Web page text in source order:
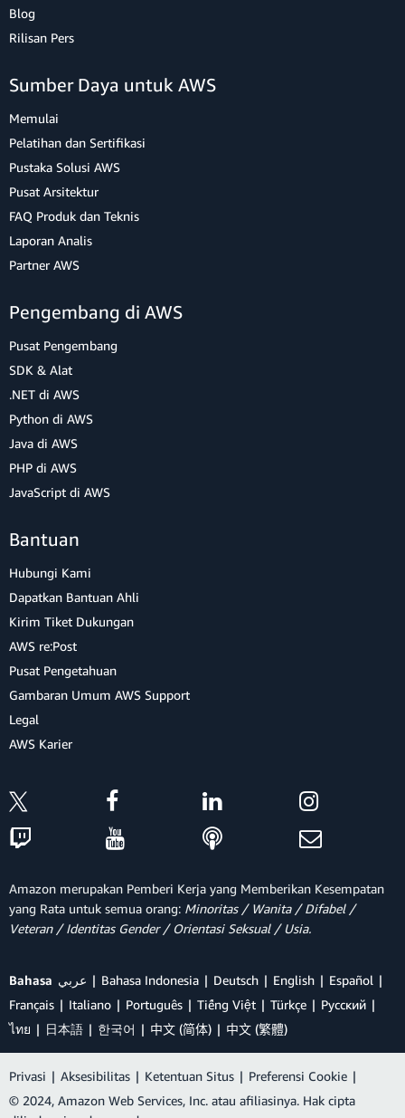
Blog
Rilisan Pers
Sumber Daya untuk AWS
Memulai
Pelatihan dan Sertifikasi
Pustaka Solusi AWS
Pusat Arsitektur
FAQ Produk dan Teknis
Laporan Analis
Partner AWS
Pengembang di AWS
Pusat Pengembang
SDK & Alat
.NET di AWS
Python di AWS
Java di AWS
PHP di AWS
JavaScript di AWS
Bantuan
Hubungi Kami
Dapatkan Bantuan Ahli
Kirim Tiket Dukungan
AWS re:Post
Pusat Pengetahuan
Gambaran Umum AWS Support
Legal
AWS Karier
Amazon merupakan Pemberi Kerja yang Memberikan Kesempatan
yang Rata untuk semua orang: Minoritas / Wanita / Difabel /
Veteran / Identitas Gender / Orientasi Seksual / Usia.
Bahasa عربي Bahasa Indonesia Deutsch English
Español
Français
Italiano Português Tiếng Việt Türkçe
Ρусский
ไทย
日本語 한국어 中文 (简体) 中文 (繁體)
Privasi | Aksesibilitas | Ketentuan Situs | Preferensi Cookie |
© 2024, Amazon Web Services, Inc. atau afiliasinya. Hak cipta